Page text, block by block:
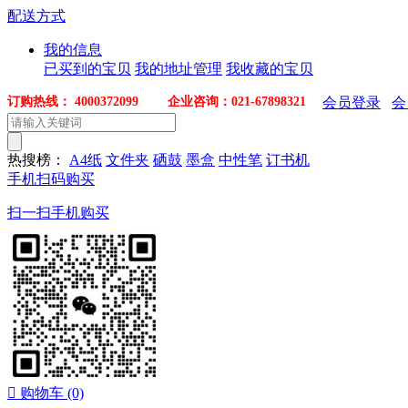
配送方式
我的信息
已买到的宝贝 我的地址管理 我收藏的宝贝
订购热线： 4000372099 企业咨询：021-67898321 会员登录
热搜榜： A4纸 文件夹 硒鼓 墨盒 中性笔 订书机
手机扫码购买
扫一扫手机购买
 购物车 (0)